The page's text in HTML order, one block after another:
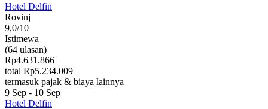
Hotel Delfin
Rovinj
9,0/10
Istimewa
(64 ulasan)
Rp4.631.866
total Rp5.234.009
termasuk pajak & biaya lainnya
9 Sep - 10 Sep
Hotel Delfin